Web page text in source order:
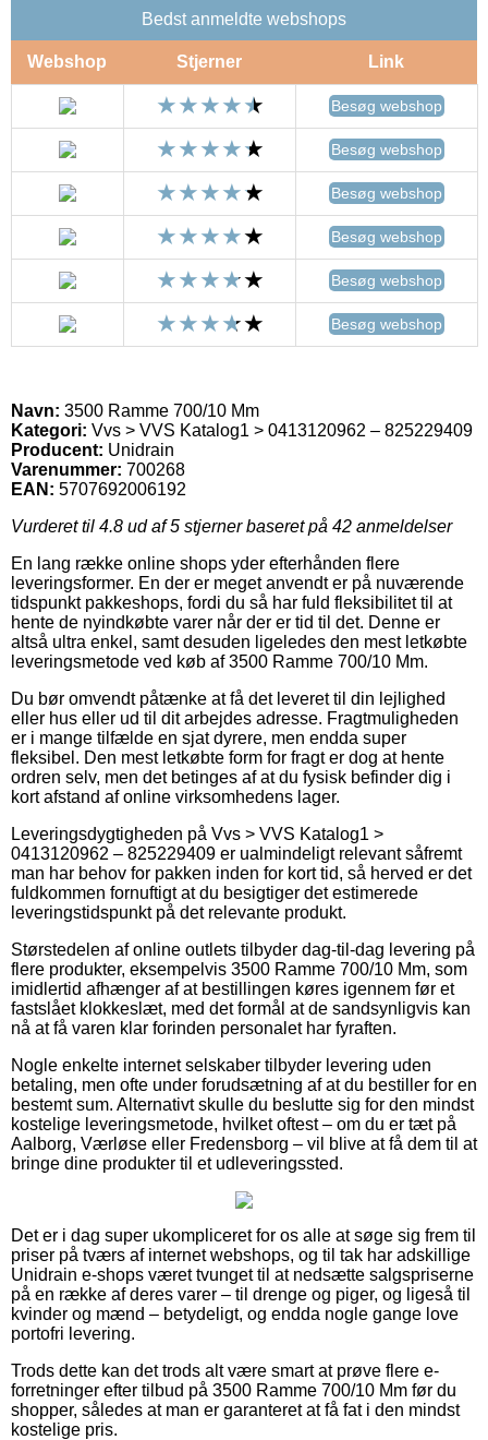
Bedst anmeldte webshops
Webshop Stjerner Link
Besøg webshop
Besøg webshop
Besøg webshop
Besøg webshop
Besøg webshop
Besøg webshop
Navn: 3500 Ramme 700/10 Mm
Kategori: Vvs > VVS Katalog1 > 0413120962 – 825229409
Producent: Unidrain
Varenummer: 700268
EAN: 5707692006192
Vurderet til 4.8 ud af 5 stjerner baseret på 42 anmeldelser
En lang række online shops yder efterhånden flere
leveringsformer. En der er meget anvendt er på nuværende
tidspunkt pakkeshops, fordi du så har fuld fleksibilitet til at
hente de nyindkøbte varer når der er tid til det. Denne er
altså ultra enkel, samt desuden ligeledes den mest letkøbte
leveringsmetode ved køb af 3500 Ramme 700/10 Mm.
Du bør omvendt påtænke at få det leveret til din lejlighed
eller hus eller ud til dit arbejdes adresse. Fragtmuligheden
er i mange tilfælde en sjat dyrere, men endda super
fleksibel. Den mest letkøbte form for fragt er dog at hente
ordren selv, men det betinges af at du fysisk befinder dig i
kort afstand af online virksomhedens lager.
Leveringsdygtigheden på Vvs > VVS Katalog1 >
0413120962 – 825229409 er ualmindeligt relevant såfremt
man har behov for pakken inden for kort tid, så herved er det
fuldkommen fornuftigt at du besigtiger det estimerede
leveringstidspunkt på det relevante produkt.
Størstedelen af online outlets tilbyder dag-til-dag levering på
flere produkter, eksempelvis 3500 Ramme 700/10 Mm, som
imidlertid afhænger af at bestillingen køres igennem før et
fastslået klokkeslæt, med det formål at de sandsynligvis kan
nå at få varen klar forinden personalet har fyraften.
Nogle enkelte internet selskaber tilbyder levering uden
betaling, men ofte under forudsætning af at du bestiller for en
bestemt sum. Alternativt skulle du beslutte sig for den mindst
kostelige leveringsmetode, hvilket oftest – om du er tæt på
Aalborg, Værløse eller Fredensborg – vil blive at få dem til at
bringe dine produkter til et udleveringssted.
Det er i dag super ukompliceret for os alle at søge sig frem til
priser på tværs af internet webshops, og til tak har adskillige
Unidrain e-shops været tvunget til at nedsætte salgspriserne
på en række af deres varer – til drenge og piger, og ligeså til
kvinder og mænd – betydeligt, og endda nogle gange love
portofri levering.
Trods dette kan det trods alt være smart at prøve flere e-
forretninger efter tilbud på 3500 Ramme 700/10 Mm før du
shopper, således at man er garanteret at få fat i den mindst
kostelige pris.